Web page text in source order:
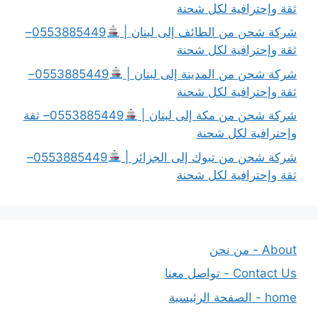
ثقة وإحترافية لكل شحنة
شركة شحن من الطائف إلى لبنان |
0553885449–
ثقة وإحترافية لكل شحنة
شركة شحن من المدينة إلى لبنان |
0553885449–
ثقة وإحترافية لكل شحنة
شركة شحن من مكة إلى لبنان |
0553885449– ثقة
وإحترافية لكل شحنة
شركة شحن من تبوك إلى الجزائر |
0553885449–
ثقة وإحترافية لكل شحنة
About - من نحن
Contact Us - تواصل معنا
home - الصفحة الرئيسية